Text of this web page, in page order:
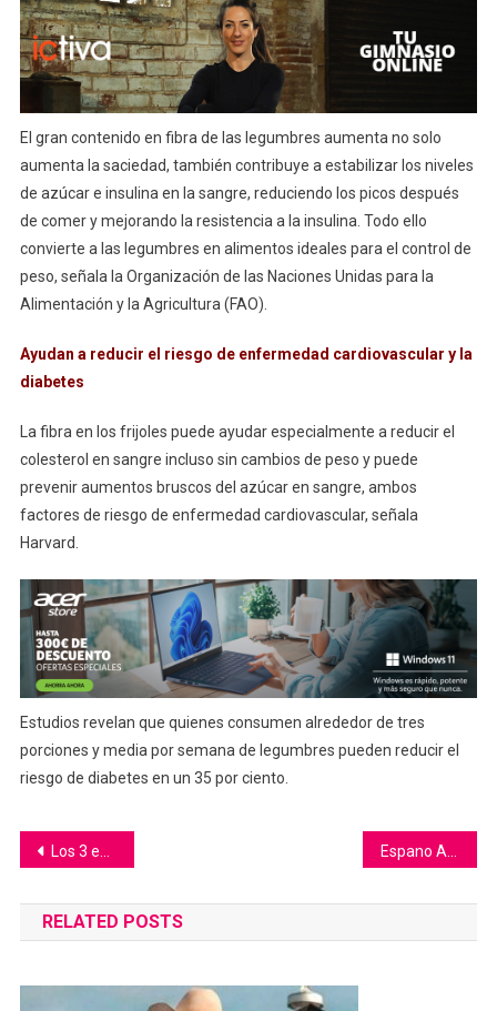
El gran contenido en fibra de las legumbres aumenta no solo
aumenta la saciedad, también contribuye a estabilizar los niveles
de azúcar e insulina en la sangre, reduciendo los picos después
de comer y mejorando la resistencia a la insulina. Todo ello
convierte a las legumbres en alimentos ideales para el control de
peso, señala la Organización de las Naciones Unidas para la
Alimentación y la Agricultura (FAO).
Ayudan a reducir el riesgo de enfermedad cardiovascular y la
diabetes
La fibra en los frijoles puede ayudar especialmente a reducir el
colesterol en sangre incluso sin cambios de peso y puede
prevenir aumentos bruscos del azúcar en sangre, ambos
factores de riesgo de enfermedad cardiovascular, señala
Harvard.
Estudios revelan que quienes consumen alrededor de tres
porciones y media por semana de legumbres pueden reducir el
riesgo de diabetes en un 35 por ciento.
Navegación
de
entradas
Los 3 episodios de Law & Order SVU, basados en casos de celebridades de la vida real
RELATED POSTS